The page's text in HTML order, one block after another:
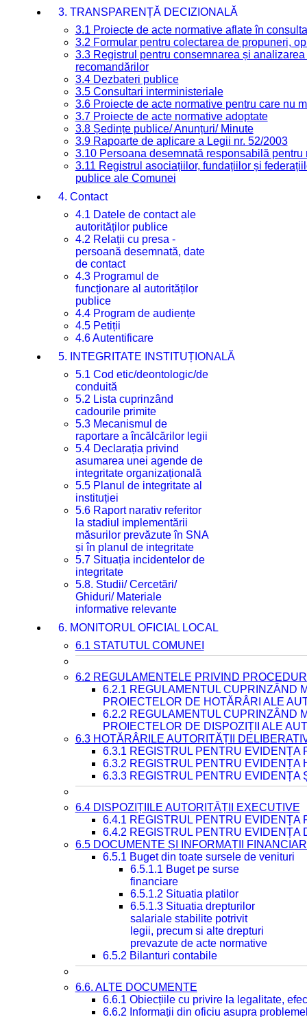
3. TRANSPARENȚĂ DECIZIONALĂ
3.1 Proiecte de acte normative aflate în
3.2 Formular pentru colectarea de propuneri,
3.3 Registrul pentru consemnarea și
recomandărilor
3.4 Dezbateri publice
3.5 Consultari interministeriale
3.6 Proiecte de acte normative pentru care nu
3.7 Proiecte de acte normative adoptate
3.8 Ședințe publice/ Anunțuri/ Minute
3.9 Rapoarte de aplicare a Legii nr. 52/2003
3.10 Persoana desemnată responsabilă
3.11 Registrul asociațiilor, fundațiilor și
publice ale Comunei
4. Contact
4.1 Datele de contact ale
autorităților publice
4.2 Relații cu presa -
persoană desemnată, date
de contact
4.3 Programul de
funcționare al autorităților
publice
4.4 Program de audiențe
4.5 Petiții
4.6 Autentificare
5. INTEGRITATE INSTITUȚIONALĂ
5.1 Cod etic/deontologic/de
conduită
5.2 Lista cuprinzând
cadourile primite
5.3 Mecanismul de
raportare a încălcărilor legii
5.4 Declarația privind
asumarea unei agende de
integritate organizațională
5.5 Planul de integritate al
instituției
5.6 Raport narativ referitor
la stadiul implementării
măsurilor prevăzute în SNA
și în planul de integritate
5.7 Situația incidentelor de
integritate
5.8. Studii/ Cercetări/
Ghiduri/ Materiale
informative relevante
6. MONITORUL OFICIAL LOCAL
6.1 STATUTUL COMUNEI
6.2 REGULAMENTELE PRIVIND
6.2.1 REGULAMENTUL CUPRINZÂND
PROIECTELOR DE HOTĂRÂRI ALE
6.2.2 REGULAMENTUL CUPRINZÂND
PROIECTELOR DE DISPOZIȚII ALE
6.3 HOTĂRÂRILE AUTORITĂȚII
6.3.1 REGISTRUL PENTRU EVIDENȚA
6.3.2 REGISTRUL PENTRU EVIDENȚA
6.3.3 REGISTRUL PENTRU EVIDENȚA
6.4 DISPOZIȚIILE AUTORITĂȚII EXECUTIVE
6.4.1 REGISTRUL PENTRU EVIDENȚA
6.4.2 REGISTRUL PENTRU EVIDENȚA
6.5 DOCUMENTE ȘI INFORMAȚII
6.5.1 Buget din toate sursele de venituri
6.5.1.1 Buget pe surse
financiare
6.5.1.2 Situatia platilor
6.5.1.3 Situatia drepturilor
salariale stabilite potrivit
legii, precum si alte drepturi
prevazute de acte normative
6.5.2 Bilanturi contabile
6.6. ALTE DOCUMENTE
6.6.1 Obiecțiile cu privire la legalitate,
6.6.2 Informații din oficiu asupra